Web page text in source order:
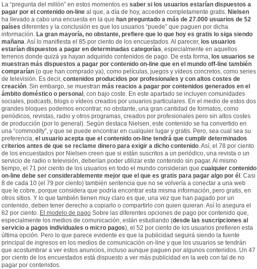
La “pregunta del millón” en estos momentos es saber si los usuarios estarían dispuestos a
pagar por el contenido on-line al que, a día de hoy, acceden completamente gratis. Nielsen
ha llevado a cabo una encuesta en la que han preguntado a más de 27.000 usuarios de 52
países diferentes y la conclusión es que los usuarios “puede” que paguen por dicha
información. La gran mayoría, no obstante, prefiere que lo que hoy es gratis lo siga siendo
mañana . Así lo manifiesta el 85 por ciento de los encuestados. Al parecer, los usuarios
estarían dispuestos a pagar en determinadas categorías , especialmente en aquellos
terrenos donde quizá ya hayan adquirido contenidos de pago. De esta forma, los usuarios se
muestran más dispuestos a pagar por contenido on-line que en el mundo off-line también
comprarían (o que han comprado ya), como películas, juegos y vídeos concretos, como series
de televisión. Es decir, contenidos producidos por profesionales y con altos costes de
creación . Sin embargo, se muestran más reacios a pagar por contenidos generados en el
ámbito doméstico o personal , con bajo coste. En este apartado se incluyen comunidades
sociales, podcasts, blogs o vídeos creados por usuarios particulares. En el medio de estos dos
grandes bloques podemos encontrar, no obstante, una gran cantidad de formatos, como
periódicos, revistas, radio y otros programas, creados por profesionales pero sin altos costes
de producción (por lo general). Según destaca Nielsen, este contenido se ha convertido en
una “commodity”, y que se puede encontrar en cualquier lugar y gratis. Pero, sea cual sea su
preferencia, el usuario acepta que el contenido on-line tendrá que cumplir determinados
criterios antes de que se reclame dinero para exigir a dicho contenido . Así, el 78 por ciento
de los encuestados por Nielsen creen que si están suscritos a un periódico, una revista o un
servicio de radio o televisión, deberían poder utilizar este contenido sin pagar. Al mismo
tiempo, el 71 por ciento de los usuarios en todo el mundo consideran que cualquier contenido
on-line debe ser considerablemente mejor que el que es gratis para pagar algo por él . Casi
8 de cada 10 (el 79 por ciento) también sentencia que no se volvería a conectar a una web
que le cobre, porque considera que podría encontrar esta misma información, pero gratis, en
otros sitios. Y lo que también tienen muy claro es que, una vez que han pagado por un
contenido, deben tener derecho a copiarlo o compartirlo con quien quieran. Así lo asegura el
62 por ciento. El modelo de pago Sobre las diferentes opciones de pago por contenido que,
especialmente los medios de comunicación, están estudiando (desde las suscripciones al
servicio a pagos individuales o micro pagos), el 52 por ciento de los usuarios prefieren esta
última opción. Pero lo que parece evidente es que la publicidad seguirá siendo la fuente
principal de ingresos en los medios de comunicación on-line y que los usuarios se tendrán
que acostumbrar a ver estos anuncios, incluso aunque paguen por algunos contenidos. Un 47
por ciento de los encuestados está dispuesto a ver más publicidad en la web con tal de no
pagar por contenidos.